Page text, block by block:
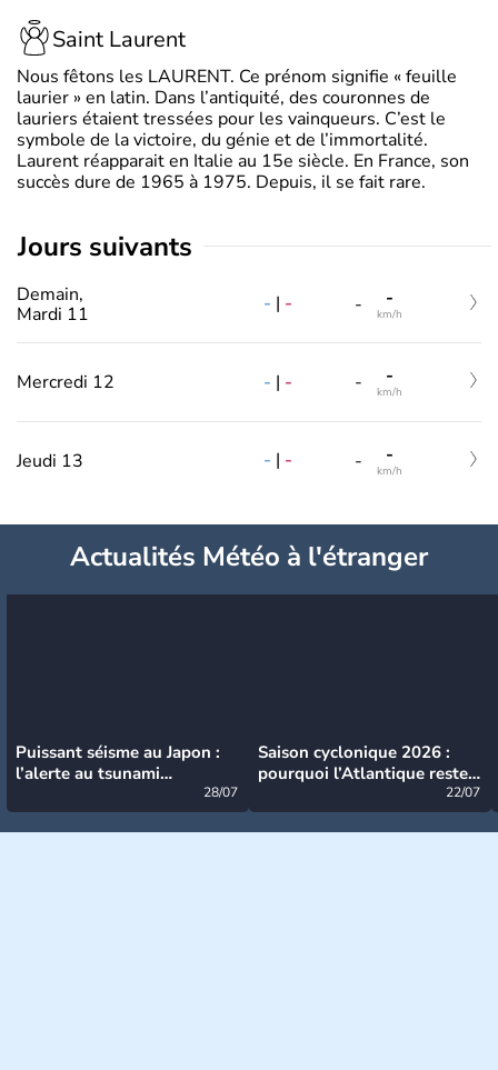
Saint Laurent
Nous fêtons les LAURENT. Ce prénom signifie « feuille
laurier » en latin. Dans l’antiquité, des couronnes de
lauriers étaient tressées pour les vainqueurs. C’est le
symbole de la victoire, du génie et de l’immortalité.
Laurent réapparait en Italie au 15e siècle. En France, son
succès dure de 1965 à 1975. Depuis, il se fait rare.
jours suivants
Demain,
Mardi 11
- | - - -
km/h
Mercredi 12 - | - - -
km/h
Jeudi 13 - | - - -
km/h
Actualités Météo à l'étranger
Puissant séisme au Japon :
l’alerte au tsunami
28/07
Saison cyclonique 2026 :
pourquoi l’Atlantique reste
22/07